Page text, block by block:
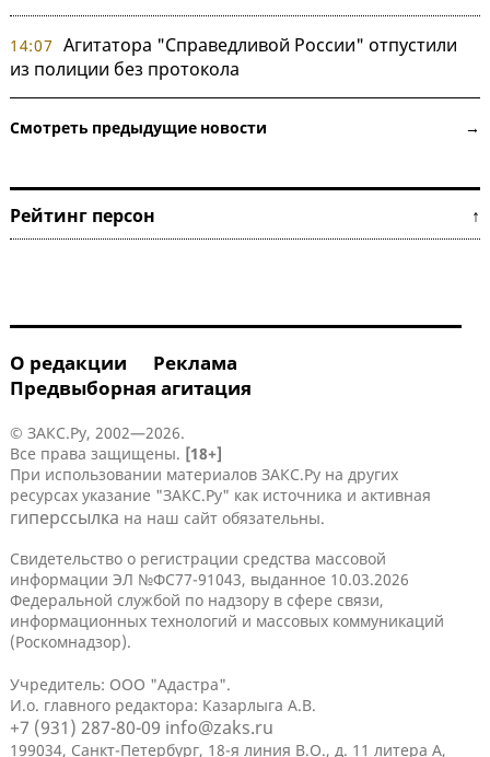
14:07 Агитатора "Справедливой России" отпустили
из полиции без протокола
Смотреть предыдущие новости →
Рейтинг персон ↑
О редакции
Реклама
Предвыборная агитация
© ЗАКС.Ру, 2002—2026.
Все права защищены. [18+]
При использовании материалов ЗАКС.Ру на других
ресурсах указание "ЗАКС.Ру" как источника и активная
гиперссылка на наш сайт обязательны.
Свидетельство о регистрации средства массовой
информации ЭЛ №ФС77-91043, выданное 10.03.2026
Федеральной службой по надзору в сфере связи,
информационных технологий и массовых коммуникаций
(Роскомнадзор).
Учредитель: ООО "Адастра".
И.о. главного редактора: Казарлыга А.В.
+7 (931) 287-80-09 info@zaks.ru
199034, Санкт-Петербург, 18-я линия В.О., д. 11 литера А,